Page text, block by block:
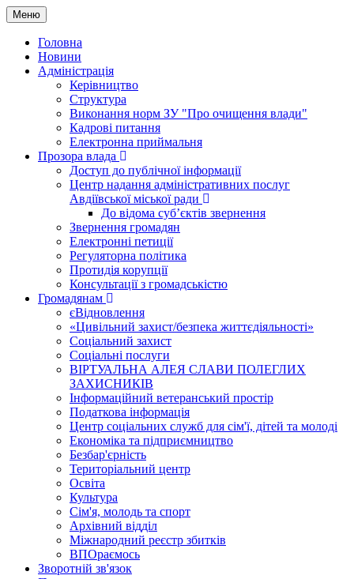
Меню
Головна
Новини
Адміністрація
Керівництво
Структура
Виконання норм ЗУ "Про очищення влади"
Кадрові питання
Електронна приймальня
Прозора влада
Доступ до публічної інформації
Центр надання адміністративних послуг
Авдіївської міської ради
До відома суб’єктів звернення
Звернення громадян
Електронні петиції
Регуляторна політика
Протидія корупції
Консультації з громадськістю
Громадянам
єВідновлення
«Цивільний захист/безпека життєдіяльності»
Соціальний захист
Соціальні послуги
ВІРТУАЛЬНА АЛЕЯ СЛАВИ ПОЛЕГЛИХ
ЗАХИСНИКІВ
Інформаційний ветеранський простір
Податкова інформація
Центр соціальних служб для сім'ї, дітей та молоді
Економіка та підприємництво
Безбар'єрність
Територіальний центр
Освіта
Культура
Сім'я, молодь та спорт
Архівний відділ
Міжнародний реєстр збитків
ВПОраємось
Зворотній зв'язок